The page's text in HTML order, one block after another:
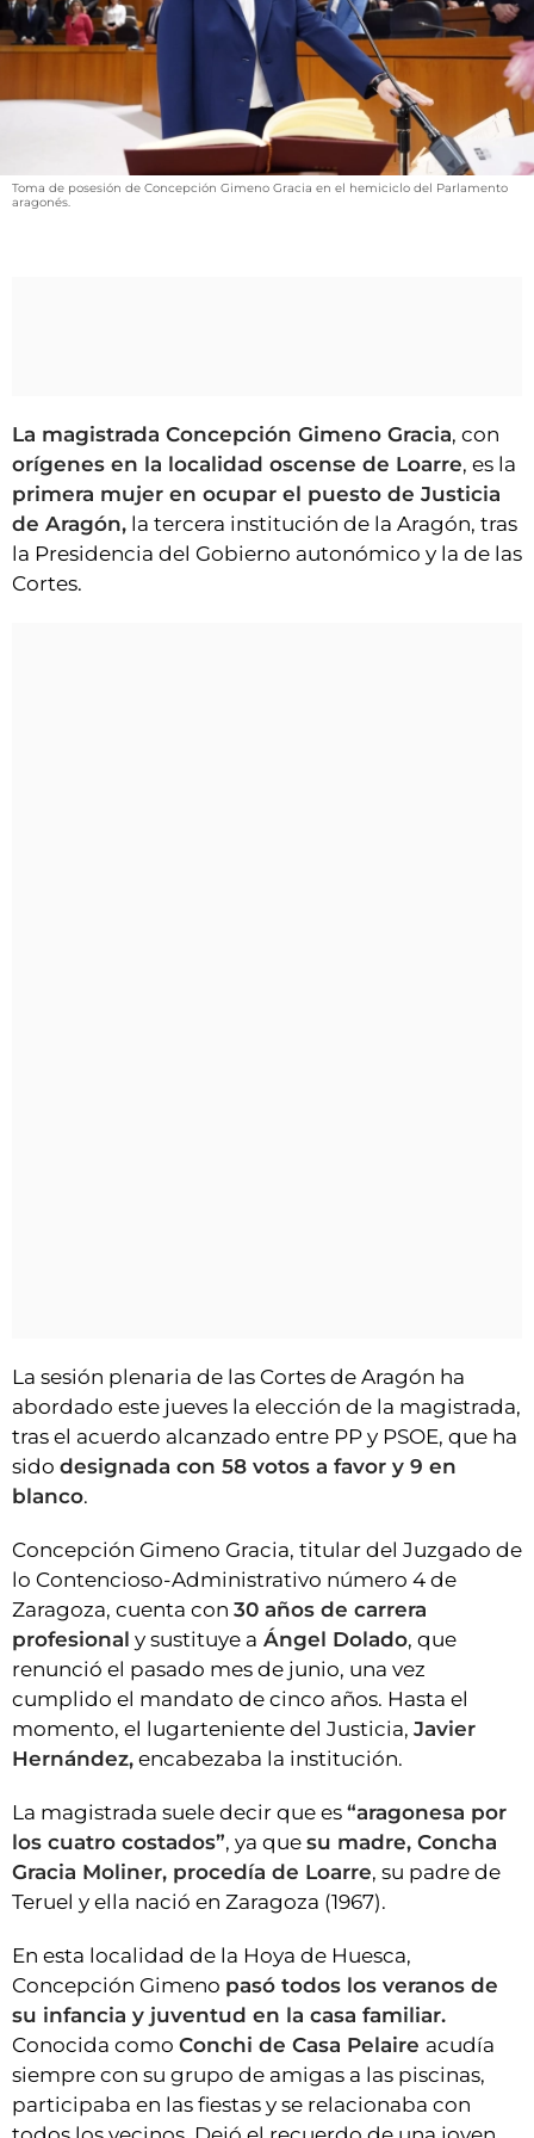
CONTACTAR
FIESTAS EN EL ALTO ARAGÓN
FIESTAS DE SAN LORENZO
AGENDA
INICIAR SESIÓN
Toma de posesión de Concepción Gimeno Gracia en el hemiciclo del Parlamento
aragonés.
La magistrada Concepción Gimeno Gracia, con
orígenes en la localidad oscense de Loarre, es la
primera mujer en ocupar el puesto de Justicia
de Aragón, la tercera institución de la Aragón, tras
la Presidencia del Gobierno autonómico y la de las
Cortes.
La sesión plenaria de las Cortes de Aragón ha
abordado este jueves la elección de la magistrada,
tras el acuerdo alcanzado entre PP y PSOE, que ha
sido designada con 58 votos a favor y 9 en
blanco.
Concepción Gimeno Gracia, titular del Juzgado de
lo Contencioso-Administrativo número 4 de
Zaragoza, cuenta con 30 años de carrera
profesional y sustituye a Ángel Dolado, que
renunció el pasado mes de junio, una vez
cumplido el mandato de cinco años. Hasta el
momento, el lugarteniente del Justicia, Javier
Hernández, encabezaba la institución.
La magistrada suele decir que es “aragonesa por
los cuatro costados”, ya que su madre, Concha
Gracia Moliner, procedía de Loarre, su padre de
Teruel y ella nació en Zaragoza (1967).
En esta localidad de la Hoya de Huesca,
Concepción Gimeno pasó todos los veranos de
su infancia y juventud en la casa familiar.
Conocida como Conchi de Casa Pelaire acudía
siempre con su grupo de amigas a las piscinas,
participaba en las fiestas y se relacionaba con